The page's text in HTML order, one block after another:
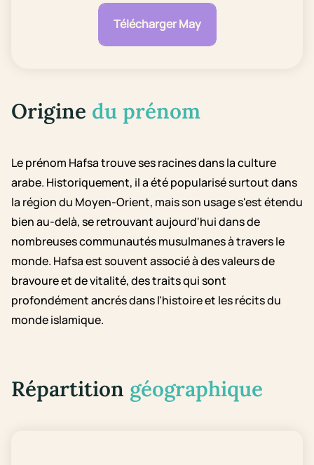
Télécharger May
Origine du prénom
Le prénom Hafsa trouve ses racines dans la culture
arabe. Historiquement, il a été popularisé surtout dans
la région du Moyen-Orient, mais son usage s'est étendu
bien au-delà, se retrouvant aujourd'hui dans de
nombreuses communautés musulmanes à travers le
monde. Hafsa est souvent associé à des valeurs de
bravoure et de vitalité, des traits qui sont
profondément ancrés dans l'histoire et les récits du
monde islamique.
Répartition géographique